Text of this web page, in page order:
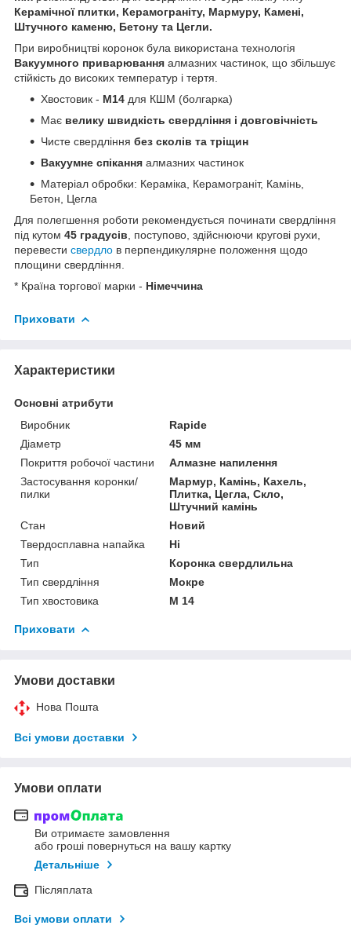
Керамічної плитки, Керамограніту, Мармуру, Камені,
Штучного каменю, Бетону та Цегли.
При виробництві коронок була використана технологія
Вакуумного приварювання алмазних частинок, що збільшує
стійкість до високих температур і тертя.
Хвостовик - М14 для КШМ (болгарка)
Має велику швидкість свердління і довговічність
Чисте свердління без сколів та тріщин
Вакуумне спікання алмазних частинок
Матеріал обробки: Кераміка, Керамограніт, Камінь,
Бетон, Цегла
Для полегшення роботи рекомендується починати свердління
під кутом 45 градусів , поступово, здійснюючи кругові рухи,
перевести свердло в перпендикулярне положення щодо
площини свердління.
* Країна торгової марки - Німеччина
Приховати
Характеристики
Основні атрибути
Виробник
Rapide
Діаметр
45 мм
Покриття робочої частини
Алмазне напилення
Застосування коронки/
пилки
Мармур, Камінь, Кахель,
Плитка, Цегла, Скло,
Штучний камінь
Стан
Новий
Твердосплавна напайка
Ні
Тип
Коронка свердлильна
Тип свердління
Мокре
Тип хвостовика
М 14
Приховати
Умови доставки
Нова Пошта
Всі умови доставки
Умови оплати
Ви отримаєте замовлення
або гроші повернуться на вашу картку
Детальніше
Післяплата
Всі умови оплати